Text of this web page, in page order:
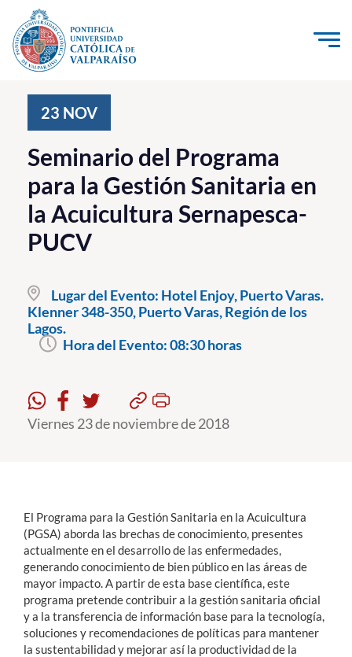
Click acá para ir directamente al contenido
Investigación, Creación e Innovación
PUCV Internacional
Vinculación con el Medio
Admisión
Pregrado
Postgrado
Formación Continua
Estudiantes
Académicos
English
23 NOV
Seminario del Programa
para la Gestión Sanitaria en
la Acuicultura Sernapesca-
PUCV
Lugar del Evento: Hotel Enjoy, Puerto Varas.
Klenner 348-350, Puerto Varas, Región de los
Lagos.
Hora del Evento:08:30 horas
Viernes 23 de noviembre de 2018
El Programa para la Gestión Sanitaria en la Acuicultura
(PGSA) aborda las brechas de conocimiento, presentes
actualmente en el desarrollo de las enfermedades,
generando conocimiento de bien público en las áreas de
mayor impacto. A partir de esta base científica, este
programa pretende contribuir a la gestión sanitaria oficial
y a la transferencia de información base para la tecnología,
soluciones y recomendaciones de políticas para mantener
la sustentabilidad y mejorar así la productividad de la